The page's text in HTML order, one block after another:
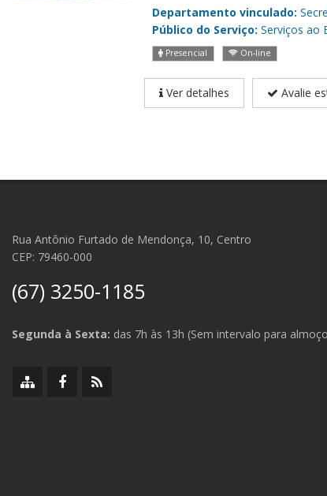
Departamento vinculado:
Público do Serviço: Serviços ao
Presencial On-line
Ver detalhes Avalie
Rua Antônio Furtado de Mendonça, 10, Centro
CEP: 79460-000
(67) 3250-1185
Segunda à Sexta: das 7h às 13h (Sem intervalo para
MapaFacebook
RSS